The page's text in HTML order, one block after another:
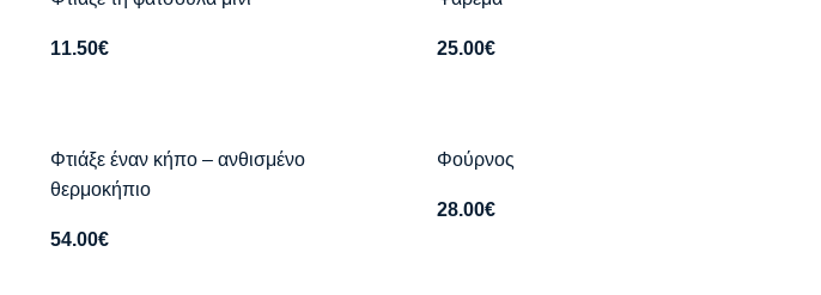
11.50€ 25.00€
Φτιάξε έναν κήπο – ανθισμένο
θερμοκήπιο
54.00€
Φούρνος
28.00€